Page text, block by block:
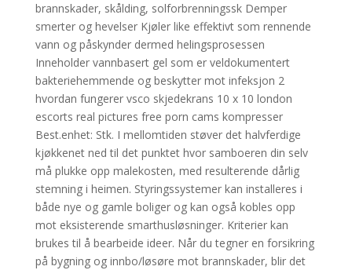
brannskader, skålding, solforbrenningssk Demper
smerter og hevelser Kjøler like effektivt som rennende
vann og påskynder dermed helingsprosessen
Inneholder vannbasert gel som er veldokumentert
bakteriehemmende og beskytter mot infeksjon 2
hvordan fungerer vsco skjedekrans 10 x 10 london
escorts real pictures free porn cams kompresser
Best.enhet: Stk. I mellomtiden støver det halvferdige
kjøkkenet ned til det punktet hvor samboeren din selv
må plukke opp malekosten, med resulterende dårlig
stemning i heimen. Styringssystemer kan installeres i
både nye og gamle boliger og kan også kobles opp
mot eksisterende smarthusløsninger. Kriterier kan
brukes til å bearbeide ideer. Når du tegner en forsikring
på bygning og innbo/løsøre mot brannskader, blir det